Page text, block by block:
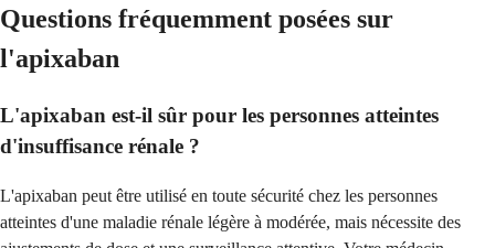
Questions fréquemment posées sur
l'apixaban
L'apixaban est-il sûr pour les personnes atteintes
d'insuffisance rénale ?
L'apixaban peut être utilisé en toute sécurité chez les personnes
atteintes d'une maladie rénale légère à modérée, mais nécessite des